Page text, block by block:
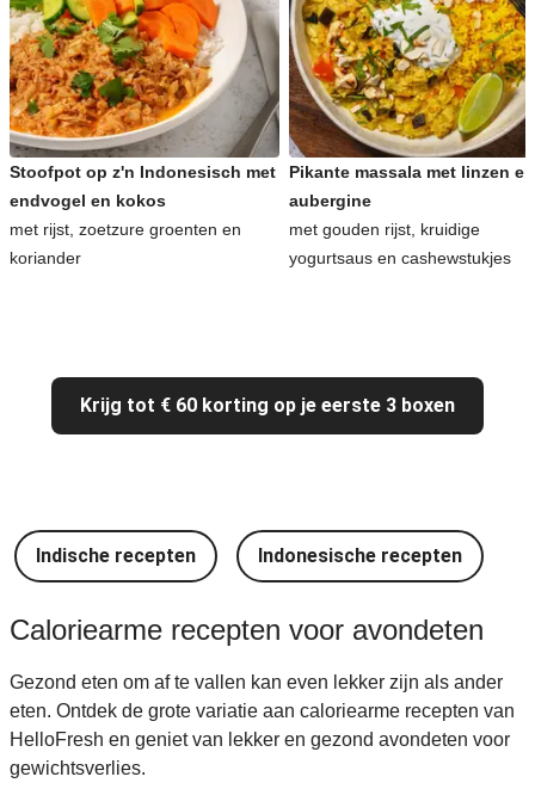
Stoofpot op z'n Indonesisch met
endvogel en kokos
met rijst, zoetzure groenten en
koriander
Pikante massala met linzen en
aubergine
met gouden rijst, kruidige
yogurtsaus en cashewstukjes
Krijg tot € 60 korting op je eerste 3 boxen
Indische recepten Indonesische recepten
Caloriearme recepten voor avondeten
Gezond eten om af te vallen kan even lekker zijn als ander
eten. Ontdek de grote variatie aan caloriearme recepten van
HelloFresh en geniet van lekker en gezond avondeten voor
gewichtsverlies.